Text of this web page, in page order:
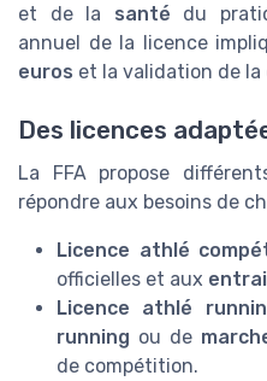
et de la santé du
annuel de la licence
euros et la validation de
Des licences
La FFA propose
répondre aux besoins de
Licence athlé
officielles et aux
Licence athlé
running ou de
de compétition.